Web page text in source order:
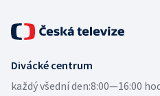
Divácké centrum
každý všední den:8:00—16:00